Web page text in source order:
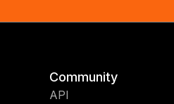
Community
API